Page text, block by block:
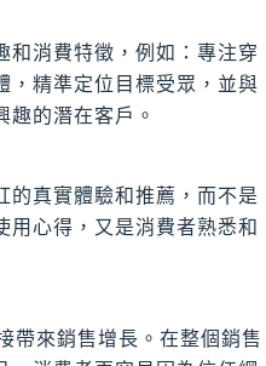
和消費特徵，例如：專注穿
，精準定位目標受眾，並與
的潛在客戶。
的真實體驗和推薦，而不是
用心得，又是消費者熟悉和
帶來銷售增長。在整個銷售